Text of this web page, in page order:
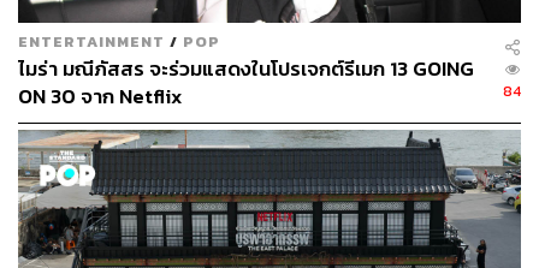
ENTERTAINMENT / POP
ไมร่า มณีภัสสร จะร่วมแสดงในโปรเจกต์รีเมก 13 GOING
ON 30 จาก Netflix
84